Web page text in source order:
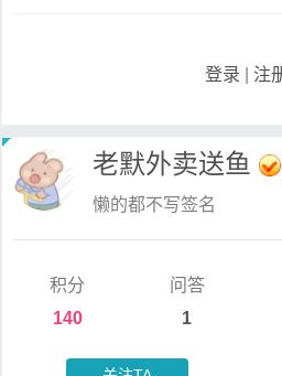
登录 注
老默外卖送鱼
懒的都不写签名
积分
140
问答
1